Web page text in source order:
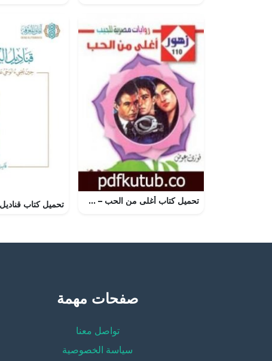
تحميل كتاب أغلى من الحب – سلسلة زهور PDF تأليف فوزي عوض مجانا [كامل]
صفحات مهمة
تواصل معنا
سياسة الخصوصية